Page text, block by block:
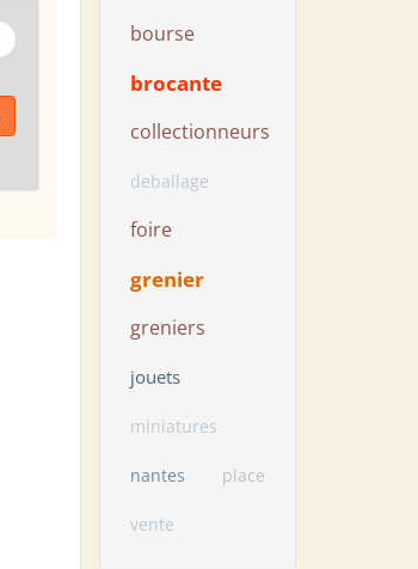
bourse
brocante
collectionneurs
deballage
foire
grenier
greniers
jouets
miniatures
nantes place
vente